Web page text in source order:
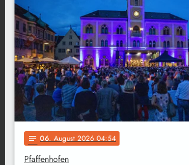
notes 06. August 2026 04:54
Pfaffenhofen